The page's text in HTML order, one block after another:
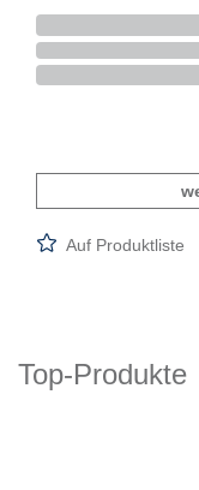
Auf Produktliste
Top-Produkte